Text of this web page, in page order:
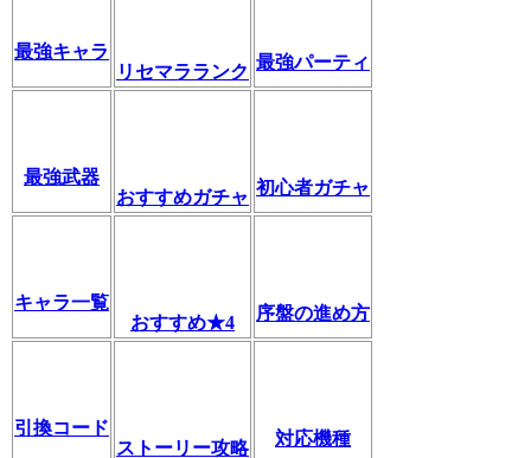
最強キャラ
リセマラランク 最強パーティ
最強武器
おすすめガチャ 初心者ガチャ
キャラ一覧
おすすめ★4
序盤の進め方
引換コード
ストーリー攻略
対応機種